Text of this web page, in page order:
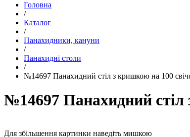
Головна
/
Каталог
/
Панахидники, кануни
/
Панахидні столи
/
№14697 Панахидний стіл з кришкою на 100
№14697 Панахидний стіл
Для збільшення картинки наведіть мишкою